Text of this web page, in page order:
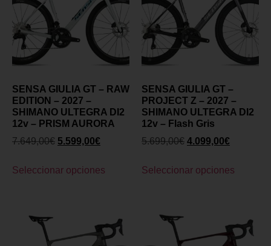
SENSA GIULIA GT – RAW
EDITION – 2027 –
SHIMANO ULTEGRA DI2
12v – PRISM AURORA
7.649,00€ 5.599,00€
Seleccionar opciones
SENSA GIULIA GT –
PROJECT Z – 2027 –
SHIMANO ULTEGRA DI2
12v – Flash Gris
5.699,00€ 4.099,00€
Seleccionar opciones